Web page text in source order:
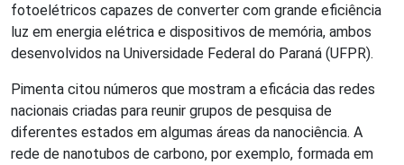
fotoelétricos capazes de converter com grande eficiência
luz em energia elétrica e dispositivos de memória, ambos
desenvolvidos na Universidade Federal do Paraná (UFPR).
Pimenta citou números que mostram a eficácia das redes
nacionais criadas para reunir grupos de pesquisa de
diferentes estados em algumas áreas da nanociência. A
rede de nanotubos de carbono, por exemplo, formada em